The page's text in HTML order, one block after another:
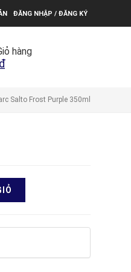
ĐĂNG NHẬP / ĐĂNG KÝ
hàng
Salto Frost Purple 350ml